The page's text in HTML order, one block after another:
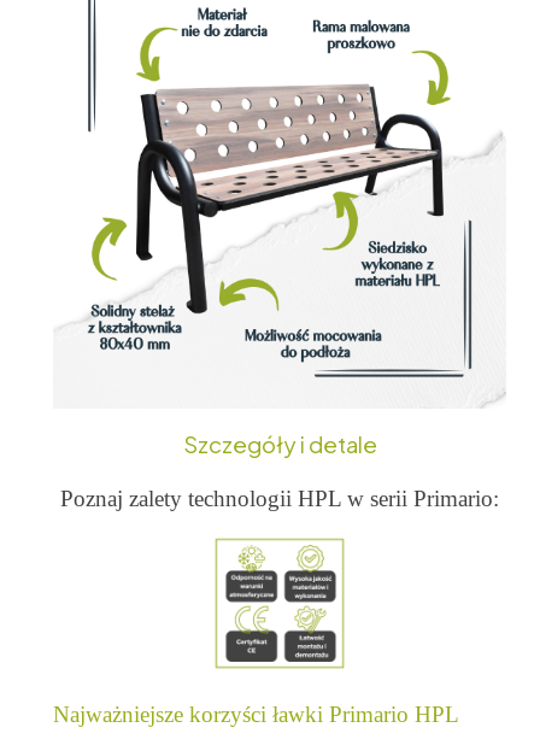
Szczegóły i detale
Poznaj zalety technologii HPL w serii Primario:
Najważniejsze korzyści ławki Primario HPL